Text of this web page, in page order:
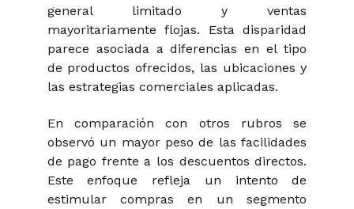
general limitado y ventas
mayoritariamente flojas. Esta disparidad
parece asociada a diferencias en el tipo
de productos ofrecidos, las ubicaciones y
las estrategias comerciales aplicadas.
En comparación con otros rubros se
observó un mayor peso de las facilidades
de pago frente a los descuentos directos.
Este enfoque refleja un intento de
estimular compras en un segmento